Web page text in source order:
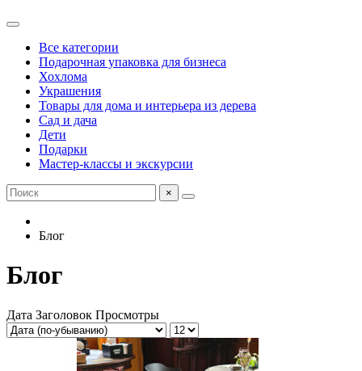
Все категории
Подарочная упаковка для бизнеса
Хохлома
Украшения
Товары для дома и интерьера из дерева
Сад и дача
Дети
Подарки
Мастер-классы и экскурсии
×
Блог
Блог
Дата Заголовок Просмотры